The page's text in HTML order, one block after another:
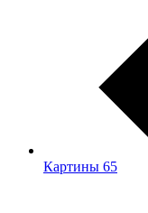
Картины 65